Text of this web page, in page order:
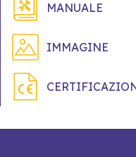
MANUALE
IMMAGINE